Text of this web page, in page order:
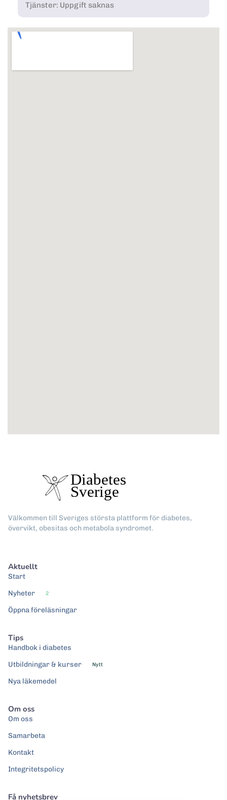
Tjänster: Uppgift saknas
Välkommen till Sveriges största plattform för diabetes,
övervikt, obesitas och metabola syndromet.
Aktuellt
Start
Nyheter
2
Öppna föreläsningar
Tips
Handbok i diabetes
Utbildningar & kurser
Nytt
Nya läkemedel
Om oss
Om oss
Samarbeta
Kontakt
Integritetspolicy
Få nyhetsbrev